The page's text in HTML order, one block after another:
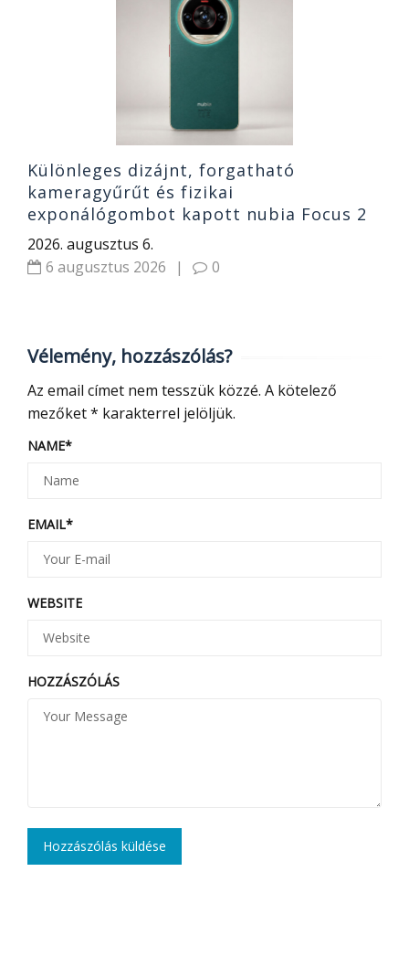
Különleges dizájnt, forgatható
kameragyűrűt és fizikai
exponálógombot kapott nubia Focus 2
Ultra 5G
2026. augusztus 6.
6 augusztus 2026
| 0
Vélemény, hozzászólás?
Az email címet nem tesszük közzé. A kötelező
mezőket* karakterrel jelöljük.
NAME*
EMAIL*
WEBSITE
HOZZÁSZÓLÁS